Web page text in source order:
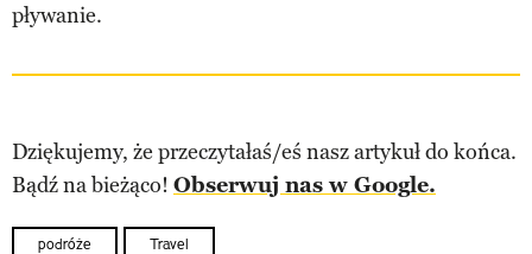
pływanie.
Dziękujemy, że przeczytałaś/eś nasz artykuł do końca.
Bądź na bieżąco! Obserwuj nas w Google.
podróże Travel